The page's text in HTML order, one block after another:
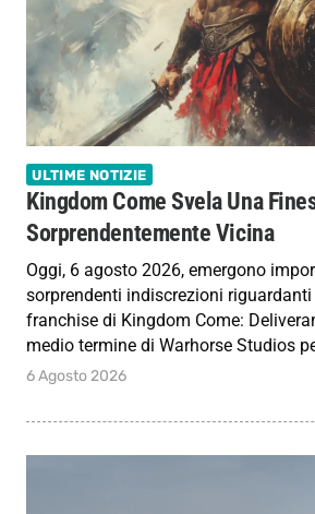
ULTIME NOTIZIE
Kingdom Come Svela Una
Sorprendentemente Vicina
Oggi, 6 agosto 2026, emergono
sorprendenti indiscrezioni riguardanti
franchise di Kingdom Come:
medio termine di Warhorse Studios
6 Agosto 2026